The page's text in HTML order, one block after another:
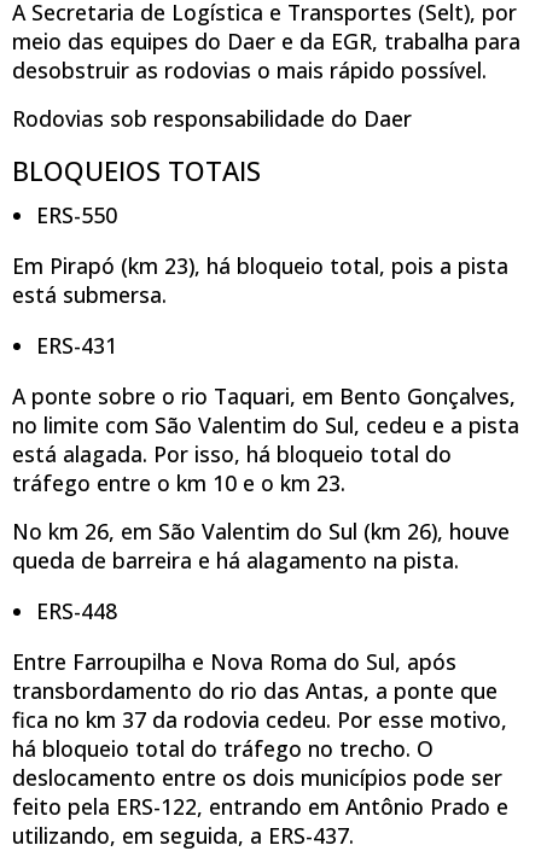
A Secretaria de Logística e Transportes (Selt), por
meio das equipes do Daer e da EGR, trabalha para
desobstruir as rodovias o mais rápido possível.
Rodovias sob responsabilidade do Daer
BLOQUEIOS TOTAIS
ERS-550
Em Pirapó (km 23), há bloqueio total, pois a pista
está submersa.
ERS-431
A ponte sobre o rio Taquari, em Bento Gonçalves,
no limite com São Valentim do Sul, cedeu e a pista
está alagada. Por isso, há bloqueio total do
tráfego entre o km 10 e o km 23.
No km 26, em São Valentim do Sul (km 26), houve
queda de barreira e há alagamento na pista.
ERS-448
Entre Farroupilha e Nova Roma do Sul, após
transbordamento do rio das Antas, a ponte que
fica no km 37 da rodovia cedeu. Por esse motivo,
há bloqueio total do tráfego no trecho. O
deslocamento entre os dois municípios pode ser
feito pela ERS-122, entrando em Antônio Prado e
utilizando, em seguida, a ERS-437.